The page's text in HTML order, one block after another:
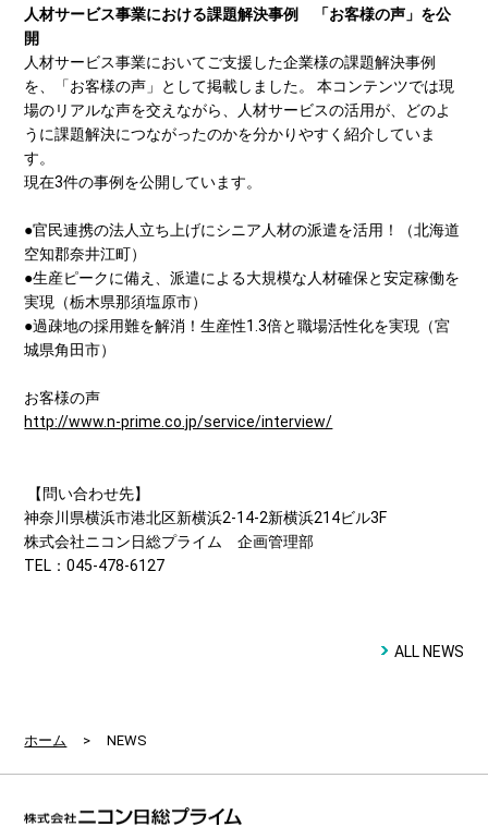
人材サービス事業における課題解決事例 「お客様の声」を公
開
人材サービス事業においてご支援した企業様の課題解決事例
を、「お客様の声」として掲載しました。 本コンテンツでは現
場のリアルな声を交えながら、人材サービスの活用が、どのよ
うに課題解決につながったのかを分かりやすく紹介していま
す。
現在3件の事例を公開しています。
●官⺠連携の法⼈⽴ち上げにシニア⼈材の派遣を活⽤！（北海道
空知郡奈井江町）
●生産ピークに備え、派遣による大規模な人材確保と安定稼働を
実現（栃木県那須塩原市）
●過疎地の採用難を解消！生産性1.3倍と職場活性化を実現（宮
城県角田市）
お客様の声
http://www.n-prime.co.jp/service/interview/
【問い合わせ先】
神奈川県横浜市港北区新横浜2-14-2新横浜214ビル3F
株式会社ニコン日総プライム 企画管理部
TEL：045-478-6127
ALL NEWS
ホーム > NEWS